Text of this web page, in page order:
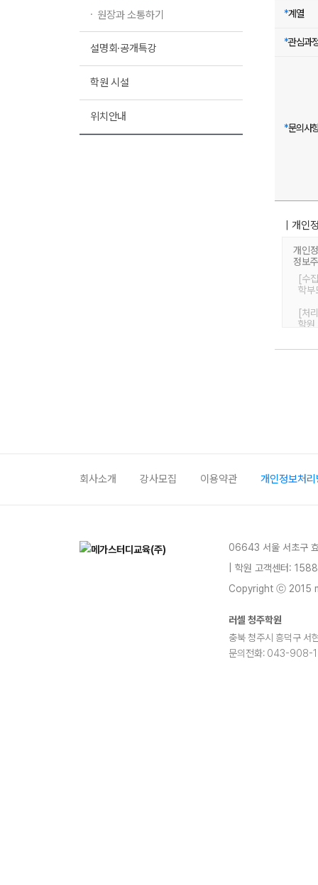
원장과 소통하기
설명회·공개특강
학원 시설
위치안내
*계열
*관심과
*문의사
｜개인
개인
정보
[수
학부
[처
학원
[보
회사소개 강사모집 이용약관 개인정보처
06643 서울 서초구
| 학원 고객센터:
Copyright ⓒ 2015
러셀 청주학원
충북 청주시 흥덕구
문의전화: 043-908-